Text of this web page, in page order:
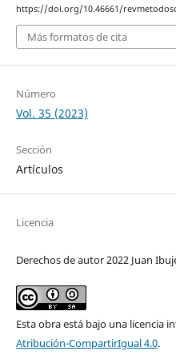
https://doi.org/10.46661/
Más formatos de cita
Número
Vol. 35 (2023)
Sección
Artículos
Licencia
Derechos de autor 2022 Juan
Esta obra está bajo una licencia
Atribución-CompartirIgual 4.0.